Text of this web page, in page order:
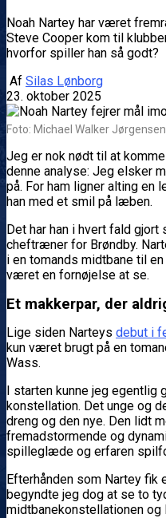
Noah Nartey har været
Steve Cooper kom til
hvorfor spiller han så godt?
Af Silas Lønborg
23. oktober 2025
Foto: Michael Walker
Jeg er nok nødt til at
denne analyse: Jeg elsker
på. For ham ligner alting en
han med et smil på læben.
Det har han i hvert fald
cheftræner for Brøndby.
i en tomands midtbane til
været en fornøjelse at se.
Et makkerpar, der
Lige siden Narteys debut i
kun været brugt på en
Wass.
I starten kunne jeg egentlig
konstellation. Det unge og
dreng og den nye. Den lidt
fremadstormende og
spilleglæde og erfaren
Efterhånden som Nartey fik
begyndte jeg dog at se to
midtbanekonstellationen og